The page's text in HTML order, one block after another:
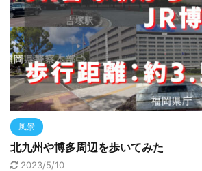
風景
北九州や博多周辺を歩いてみた
2023/5/10